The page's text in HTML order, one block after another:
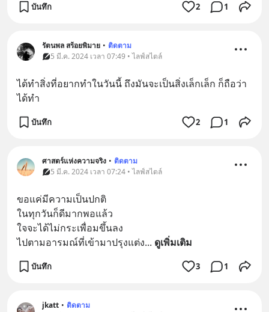
บันทึก 2 1
รัตนพล สร้อยพิมาย • ติดตาม
5 มี.ค. 2024 เวลา 07:49 • ไลฟ์สไตล์
ได้ทำสิ่งที่อยากทำในวันนี้ ถึงมันจะเป็นสิ่งเล็กเล็ก ก็ถือว่า
ได้ทำ
บันทึก 2 1
ศาสตร์แห่งความจริง • ติดตาม
5 มี.ค. 2024 เวลา 07:24 • ไลฟ์สไตล์
ขอแค่มีความเป็นปกติ
ในทุกวันก็ดีมากพอแล้ว
ใจจะได้ไม่กระเพื่อมขึ้นลง
ไปตามอารมณ์ที่เข้ามาปรุงแต่ง... ดูเพิ่มเติม
บันทึก 3 1
jkatt • ติดตาม